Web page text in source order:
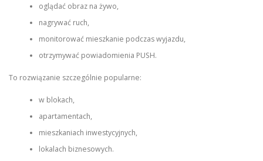
oglądać obraz na żywo,
nagrywać ruch,
monitorować mieszkanie podczas wyjazdu,
otrzymywać powiadomienia PUSH.
To rozwiązanie szczególnie popularne:
w blokach,
apartamentach,
mieszkaniach inwestycyjnych,
lokalach biznesowych.